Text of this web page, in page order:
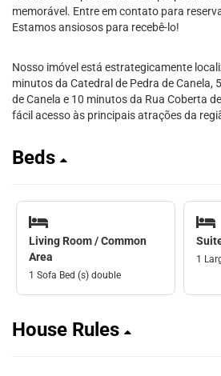
memorável. Entre em contato para
Estamos ansiosos para recebê-lo!
Nosso imóvel está estrategicamente
minutos da Catedral de Pedra de Canela,
de Canela e 10 minutos da Rua Coberta
fácil acesso às principais atrações da
Beds
Living Room / Common
Area
1 Sofa Bed (s) double
1
House Rules